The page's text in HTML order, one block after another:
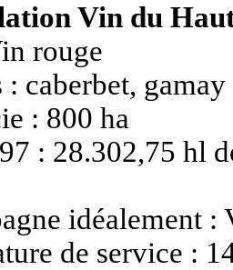
Vin du
rouge
: caberbet, gamay
: 800 ha
: 28.302,75 hl
idéalement :
de service :